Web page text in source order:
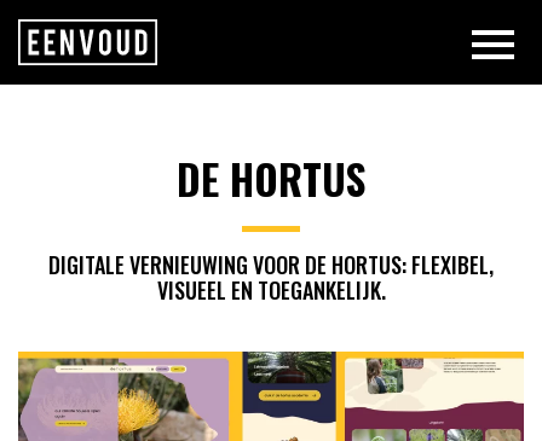
DE HORTUS | EENVOUD
DE HORTUS
DIGITALE VERNIEUWING VOOR DE HORTUS: FLEXIBEL,
VISUEEL EN TOEGANKELIJK.